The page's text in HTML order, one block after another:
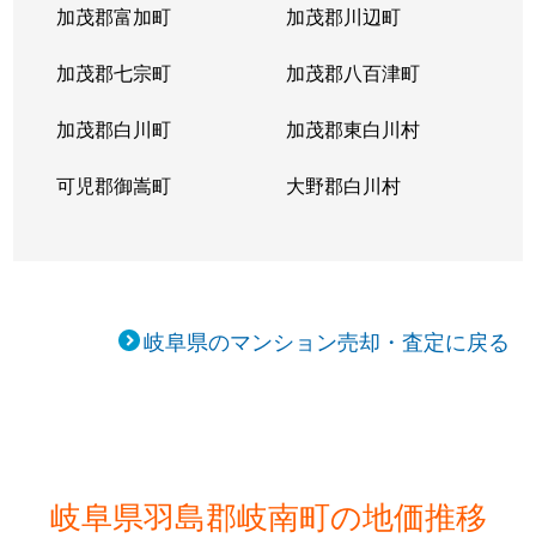
加茂郡富加町 加茂郡川辺町
加茂郡七宗町 加茂郡八百津町
加茂郡白川町 加茂郡東白川村
可児郡御嵩町 大野郡白川村
岐阜県のマンション売却・査定に戻る
岐阜県羽島郡岐南町の地価推移